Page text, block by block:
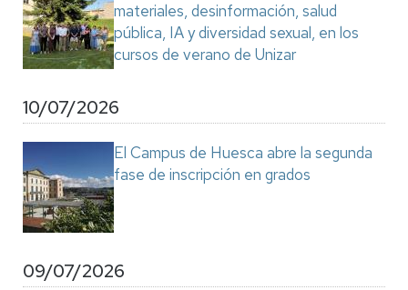
materiales, desinformación, salud
pública, IA y diversidad sexual, en los
cursos de verano de Unizar
10/07/2026
El Campus de Huesca abre la segunda
fase de inscripción en grados
09/07/2026